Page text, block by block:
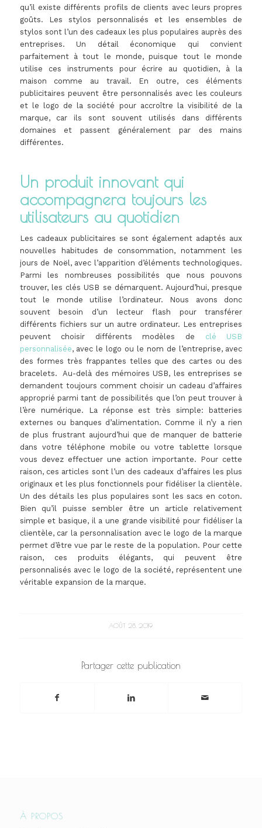
qu’il existe différents profils de clients avec leurs propres
goûts. Les stylos personnalisés et les ensembles de
stylos sont l’un des cadeaux les plus populaires auprès des
entreprises. Un détail économique qui convient
parfaitement à tout le monde, puisque tout le monde
utilise ces instruments pour écrire au quotidien, à la
maison comme au travail. En outre, ces éléments
publicitaires peuvent être personnalisés avec les couleurs
et le logo de la société pour accroître la visibilité de la
marque, car ils sont souvent utilisés dans différents
domaines et passent généralement par des mains
différentes.
Un produit innovant qui
accompagnera toujours les
utilisateurs au quotidien
Les cadeaux publicitaires se sont également adaptés aux
nouvelles habitudes de consommation, notamment les
jours de Noël, avec l’apparition d’éléments technologiques.
Parmi les nombreuses possibilités que nous pouvons
trouver, les clés USB se démarquent. Aujourd’hui, presque
tout le monde utilise l’ordinateur. Nous avons donc
souvent besoin d’un lecteur flash pour transférer
différents fichiers sur un autre ordinateur. Les entreprises
peuvent choisir différents modèles de clé USB
personnalisée, avec le logo ou le nom de l’entreprise, avec
des formes très frappantes telles que des cartes ou des
bracelets. Au-delà des mémoires USB, les entreprises se
demandent toujours comment choisir un cadeau d’affaires
approprié parmi tant de possibilités que l’on peut trouver à
l’ère numérique. La réponse est très simple: batteries
externes ou banques d’alimentation. Comme il n’y a rien
de plus frustrant aujourd’hui que de manquer de batterie
dans votre téléphone mobile ou votre tablette lorsque
vous devez effectuer une action importante. Pour cette
raison, ces articles sont l’un des cadeaux d’affaires les plus
originaux et les plus fonctionnels pour fidéliser la clientèle.
Un des détails les plus populaires sont les sacs en coton.
Bien qu’il puisse sembler être un article relativement
simple et basique, il a une grande visibilité pour fidéliser la
clientèle, car la personnalisation avec le logo de la marque
permet d’être vue par le reste de la population. Pour cette
raison, ces produits élégants, qui peuvent être
personnalisés avec le logo de la société, représentent une
véritable expansion de la marque.
AOÛT 28, 2019
Partager cette publication
À PROPOS